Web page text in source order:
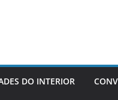
DO INTERIOR